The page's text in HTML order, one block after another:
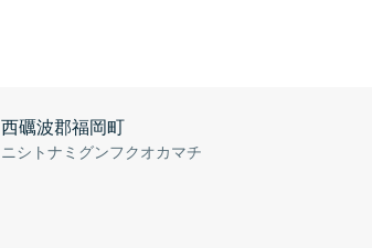
西礪波郡福岡町
ニシトナミグンフクオカマチ